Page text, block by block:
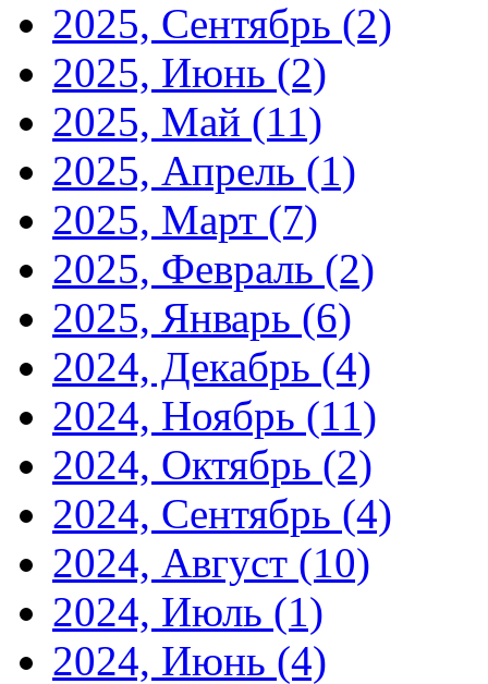
2025, Сентябрь (2)
2025, Июнь (2)
2025, Май (11)
2025, Апрель (1)
2025, Март (7)
2025, Февраль (2)
2025, Январь (6)
2024, Декабрь (4)
2024, Ноябрь (11)
2024, Октябрь (2)
2024, Сентябрь (4)
2024, Август (10)
2024, Июль (1)
2024, Июнь (4)